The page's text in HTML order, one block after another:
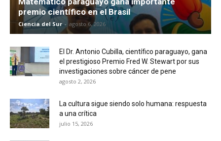
premio científico en el Brasil
Ciencia del Sur - agosto 6, 2026
El Dr. Antonio Cubilla, científico paraguayo, gana
el prestigioso Premio Fred W. Stewart por sus
investigaciones sobre cáncer de pene
agosto 2, 2026
La cultura sigue siendo solo humana: respuesta
a una crítica
julio 15, 2026